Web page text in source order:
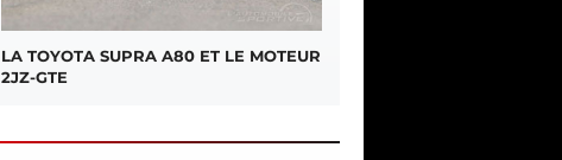
LA TOYOTA SUPRA A80 ET LE MOTEUR
2JZ-GTE